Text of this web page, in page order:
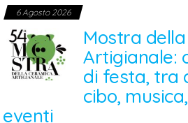
6 Agosto 2026
Mostra
Artigianale:
di festa, tra
cibo,
eventi